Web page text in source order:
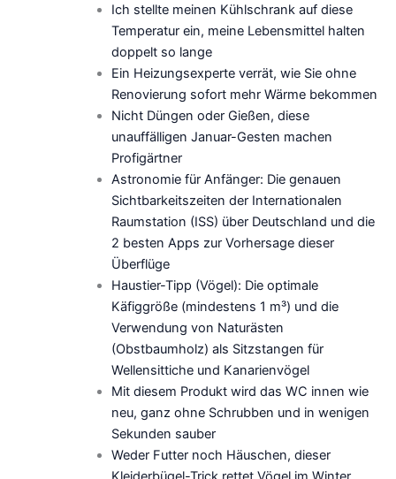
Ich stellte meinen Kühlschrank auf diese
Temperatur ein, meine Lebensmittel halten
doppelt so lange
Ein Heizungsexperte verrät, wie Sie ohne
Renovierung sofort mehr Wärme bekommen
Nicht Düngen oder Gießen, diese
unauffälligen Januar-Gesten machen
Profigärtner
Astronomie für Anfänger: Die genauen
Sichtbarkeitszeiten der Internationalen
Raumstation (ISS) über Deutschland und die
2 besten Apps zur Vorhersage dieser
Überflüge
Haustier-Tipp (Vögel): Die optimale
Käfiggröße (mindestens 1 m³) und die
Verwendung von Naturästen
(Obstbaumholz) als Sitzstangen für
Wellensittiche und Kanarienvögel
Mit diesem Produkt wird das WC innen wie
neu, ganz ohne Schrubben und in wenigen
Sekunden sauber
Weder Futter noch Häuschen, dieser